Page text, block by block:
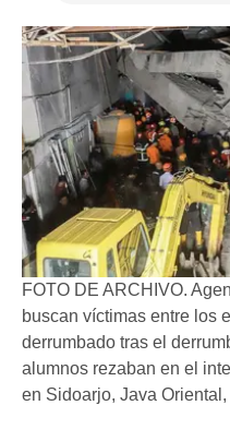
FOTO DE ARCHIVO.
buscan víctimas entre los
derrumbado tras el
alumnos rezaban en el
en Sidoarjo, Java